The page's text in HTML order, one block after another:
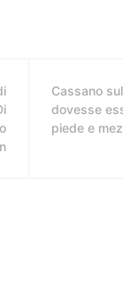
Cassano
dovesse
piede e